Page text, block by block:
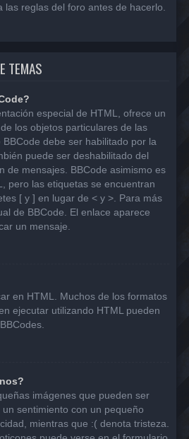
las reglas del foro antes de hacerlo.
TEMAS
especial de HTML, ofrece un
los objetos particulares de las
debe ser habilitado por la
puede ser deshabilitado del
de mensajes. BBCode asimismo es
pero las etiquetas se encuentran
[ y ] en lugar de < y >. Para más
de BBCode. El enlace aparece
un mensaje.
en HTML. Muchos de los formatos
ejecutar utilizando HTML pueden
imágenes que pueden ser
sentimiento con un pequeño
mientras que :( denota tristeza.